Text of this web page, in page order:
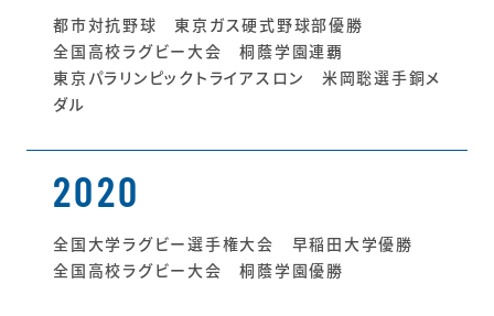
都市対抗野球 東京ガス硬式野球部優勝
全国高校ラグビー大会 桐蔭学園連覇
東京パラリンピックトライアスロン 米岡聡選手銅メ
ダル
2020
全国大学ラグビー選手権大会 早稲田大学優勝
全国高校ラグビー大会 桐蔭学園優勝